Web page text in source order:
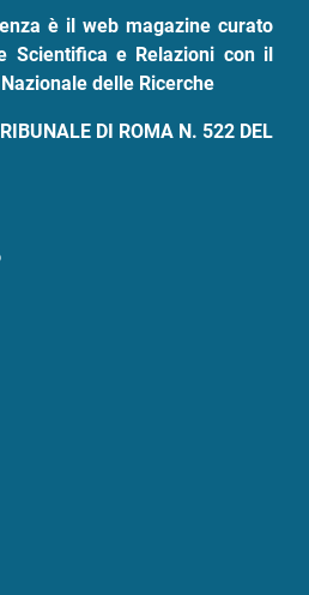
è il web magazine curato
Scientifica e Relazioni con il
delle Ricerche
DI ROMA N. 522 DEL